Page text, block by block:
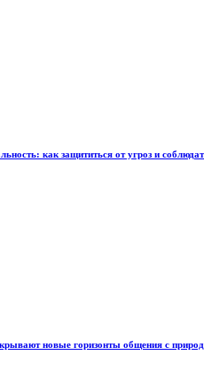
как защититься от угроз и
новые горизонты общения с